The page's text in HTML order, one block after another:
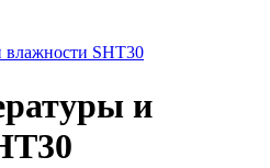
влажности SHT30
и